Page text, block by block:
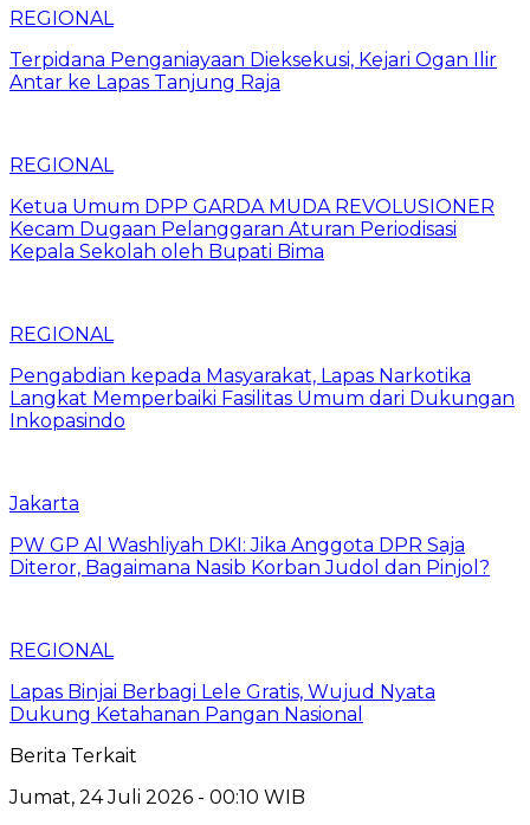
REGIONAL
Terpidana Penganiayaan Dieksekusi, Kejari Ogan Ilir
Antar ke Lapas Tanjung Raja
REGIONAL
Ketua Umum DPP GARDA MUDA REVOLUSIONER
Kecam Dugaan Pelanggaran Aturan Periodisasi
Kepala Sekolah oleh Bupati Bima
REGIONAL
Pengabdian kepada Masyarakat, Lapas Narkotika
Langkat Memperbaiki Fasilitas Umum dari Dukungan
Inkopasindo
Jakarta
PW GP Al Washliyah DKI: Jika Anggota DPR Saja
Diteror, Bagaimana Nasib Korban Judol dan Pinjol?
REGIONAL
Lapas Binjai Berbagi Lele Gratis, Wujud Nyata
Dukung Ketahanan Pangan Nasional
Berita Terkait
Jumat, 24 Juli 2026 - 00:10 WIB